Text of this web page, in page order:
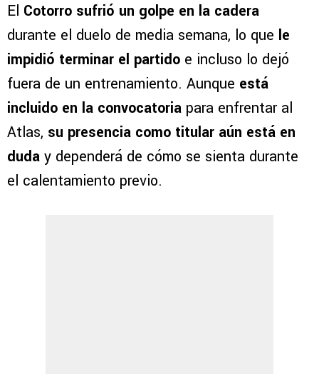
El Cotorro sufrió un golpe en la cadera
durante el duelo de media semana, lo que le
impidió terminar el partido e incluso lo dejó
fuera de un entrenamiento. Aunque está
incluido en la convocatoria para enfrentar al
Atlas, su presencia como titular aún está en
duda y dependerá de cómo se sienta durante
el calentamiento previo.